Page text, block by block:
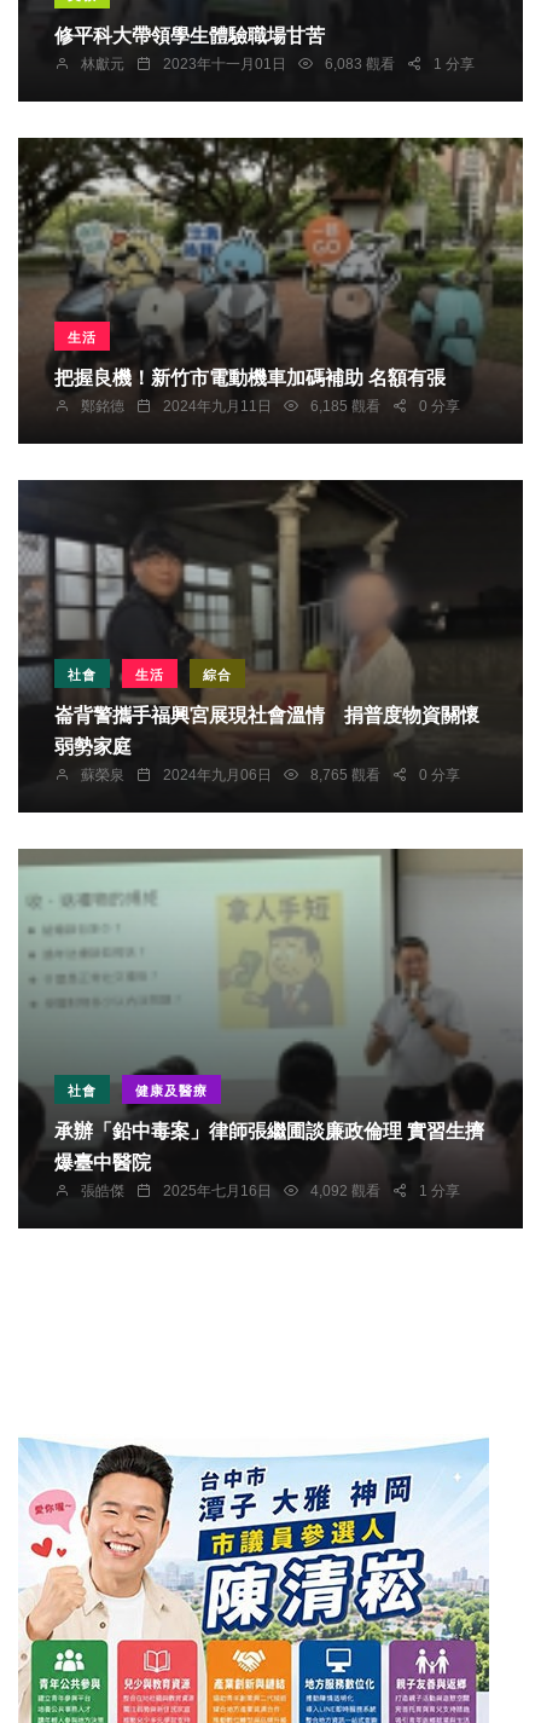
修平科大帶領學生體驗職場甘苦
林獻元 2023年十一月01日 6,083 觀看 1 分享
生活
把握良機！新竹市電動機車加碼補助 名額有張
鄭銘德 2024年九月11日 6,185 觀看 0 分享
社會 生活 綜合
崙背警攜手福興宮展現社會溫情 捐普度物資關懷
弱勢家庭
蘇榮泉 2024年九月06日 8,765 觀看 0 分享
社會 健康及醫療
承辦「鉛中毒案」律師張繼圃談廉政倫理 實習生擠
爆臺中醫院
張皓傑 2025年七月16日 4,092 觀看 1 分享